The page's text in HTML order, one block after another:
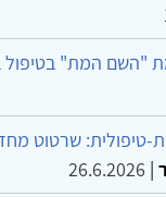
"השם המת" בטיפול
טיפולית: שרטוט
|
26.6.2026